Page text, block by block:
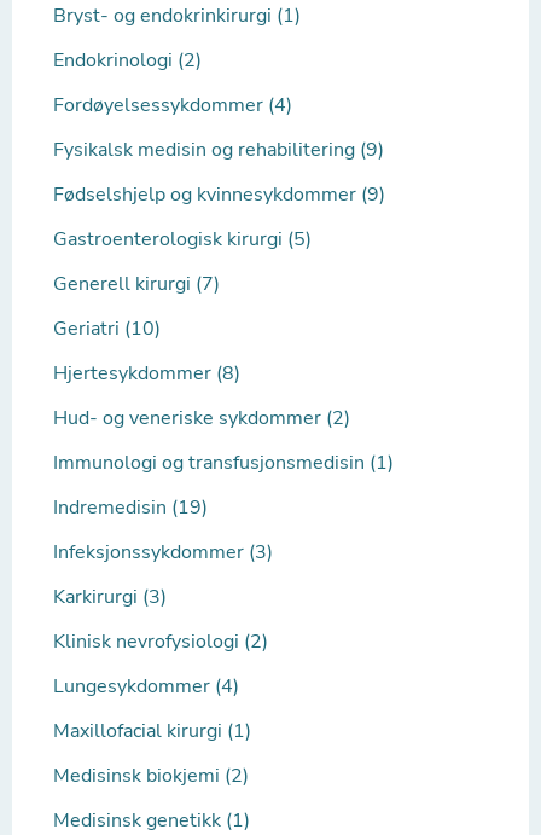
Bryst- og endokrinkirurgi (1)
Endokrinologi (2)
Fordøyelsessykdommer (4)
Fysikalsk medisin og rehabilitering (9)
Fødselshjelp og kvinnesykdommer (9)
Gastroenterologisk kirurgi (5)
Generell kirurgi (7)
Geriatri (10)
Hjertesykdommer (8)
Hud- og veneriske sykdommer (2)
Immunologi og transfusjonsmedisin (1)
Indremedisin (19)
Infeksjonssykdommer (3)
Karkirurgi (3)
Klinisk nevrofysiologi (2)
Lungesykdommer (4)
Maxillofacial kirurgi (1)
Medisinsk biokjemi (2)
Medisinsk genetikk (1)